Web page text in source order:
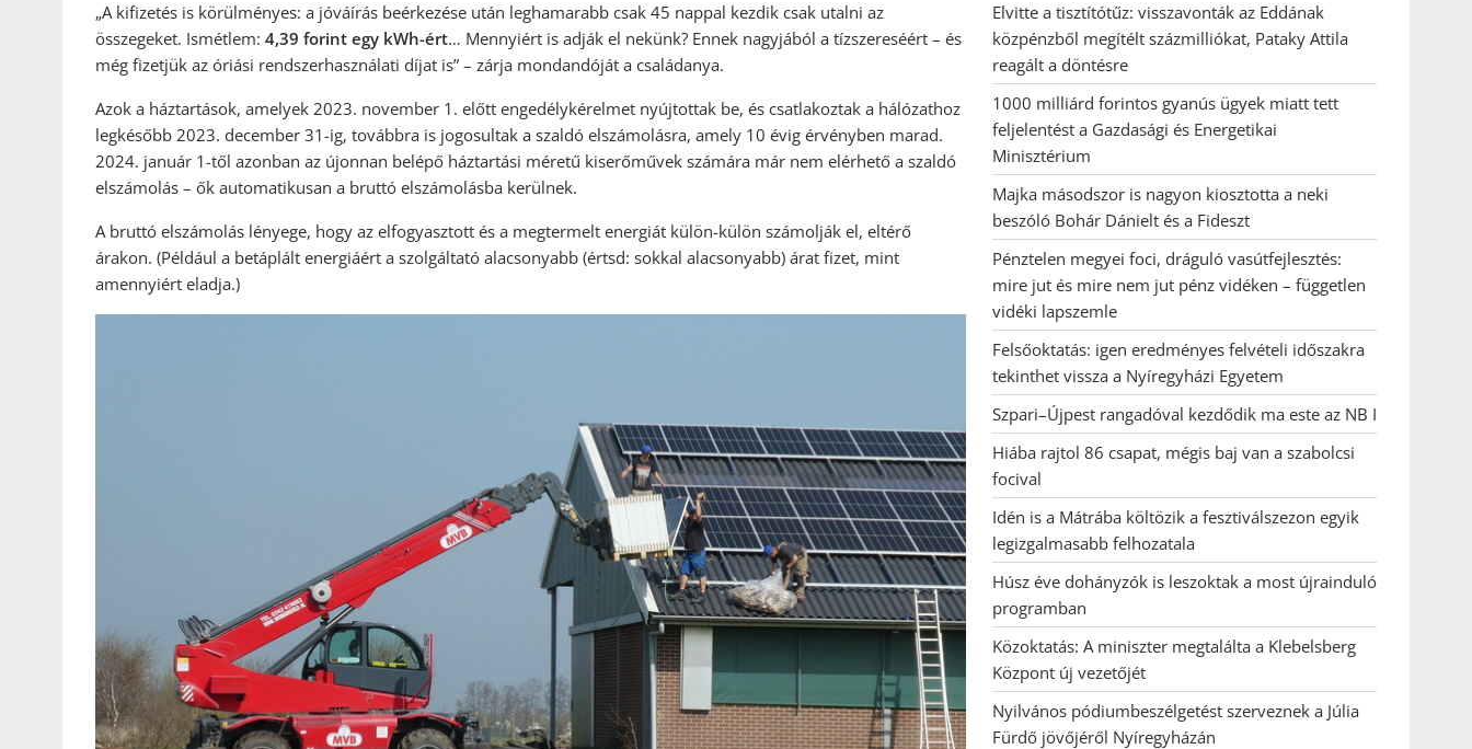
„A kifizetés is körülményes: a jóváírás beérkezése után leghamarabb csak 45 nappal kezdik csak utalni az
összegeket. Ismétlem: 4,39 forint egy kWh-ért… Mennyiért is adják el nekünk? Ennek nagyjából a tízszereséért – és
még fizetjük az óriási rendszerhasználati díjat is” – zárja mondandóját a családanya.
Azok a háztartások, amelyek 2023. november 1. előtt engedélykérelmet nyújtottak be, és csatlakoztak a hálózathoz
legkésőbb 2023. december 31-ig, továbbra is jogosultak a szaldó elszámolásra, amely 10 évig érvényben marad.
2024. január 1-től azonban az újonnan belépő háztartási méretű kiserőművek számára már nem elérhető a szaldó
elszámolás – ők automatikusan a bruttó elszámolásba kerülnek.
A bruttó elszámolás lényege, hogy az elfogyasztott és a megtermelt energiát külön-külön számolják el, eltérő
árakon. (Például a betáplált energiáért a szolgáltató alacsonyabb (értsd: sokkal alacsonyabb) árat fizet, mint
amennyiért eladja.)
Elvitte a tisztítótűz: visszavonták az Eddának
közpénzből megítélt százmilliókat, Pataky Attila
reagált a döntésre
1000 milliárd forintos gyanús ügyek miatt tett
feljelentést a Gazdasági és Energetikai
Minisztérium
Majka másodszor is nagyon kiosztotta a neki
beszóló Bohár Dánielt és a Fideszt
Pénztelen megyei foci, dráguló vasútfejlesztés:
mire jut és mire nem jut pénz vidéken – független
vidéki lapszemle
Felsőoktatás: igen eredményes felvételi időszakra
tekinthet vissza a Nyíregyházi Egyetem
Szpari–Újpest rangadóval kezdődik ma este az NB I
Hiába rajtol 86 csapat, mégis baj van a szabolcsi
focival
Idén is a Mátrába költözik a fesztiválszezon egyik
legizgalmasabb felhozatala
Húsz éve dohányzók is leszoktak a most újrainduló
programban
Közoktatás: A miniszter megtalálta a Klebelsberg
Központ új vezetőjét
Nyilvános pódiumbeszélgetést szerveznek a Júlia
Fürdő jövőjéről Nyíregyházán